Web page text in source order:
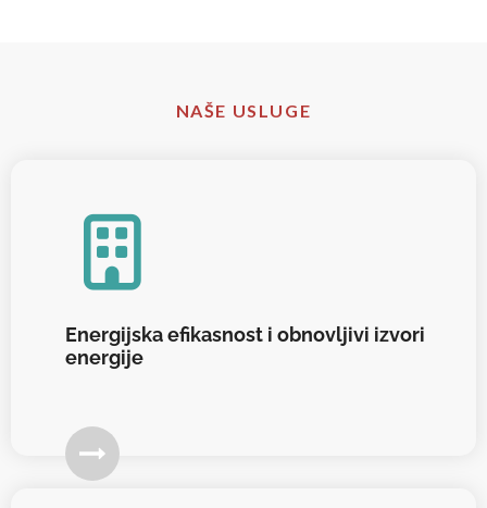
NAŠE USLUGE
Energijska efikasnost i obnovljivi izvori
energije